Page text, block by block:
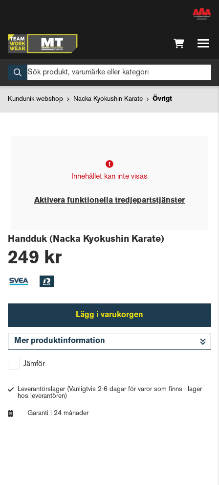
Kundunik webshop Nacka Kyokushin Karate Övrigt
Innehållet kan inte visas
Aktivera funktionella tredjepartstjänster
Handduk (Nacka Kyokushin Karate)
249 kr
Lägg i varukorgen
Mer produktinformation
Jämför
Leverantörslager (Vanligtvis 2-6 dagar för varor som finns i lager
hos leverantören)
Garanti i 24 månader